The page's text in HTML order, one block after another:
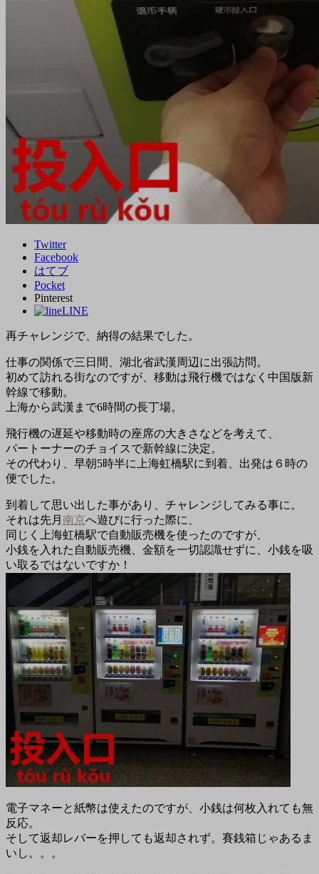
Twitter
Facebook
はてブ
Pocket
Pinterest
LINE
再チャレンジで、納得の結果でした。
仕事の関係で三日間、湖北省武漢周辺に出張訪問。
初めて訪れる街なのですが、移動は飛行機ではなく中国版新
幹線で移動。
上海から武漢まで6時間の長丁場。
飛行機の遅延や移動時の座席の大きさなどを考えて、
パートーナーのチョイスで新幹線に決定。
その代わり、早朝5時半に上海虹橋駅に到着、出発は６時の
便でした。
到着して思い出した事があり、チャレンジしてみる事に。
それは先月 南京へ遊びに行った際に、
同じく上海虹橋駅で自動販売機を使ったのですが、
小銭を入れた自動販売機、金額を一切認識せずに、小銭を吸
い取るではないですか！
電子マネーと紙幣は使えたのですが、小銭は何枚入れても無
反応。
そして返却レバーを押しても返却されず。賽銭箱じゃあるま
いし。。。